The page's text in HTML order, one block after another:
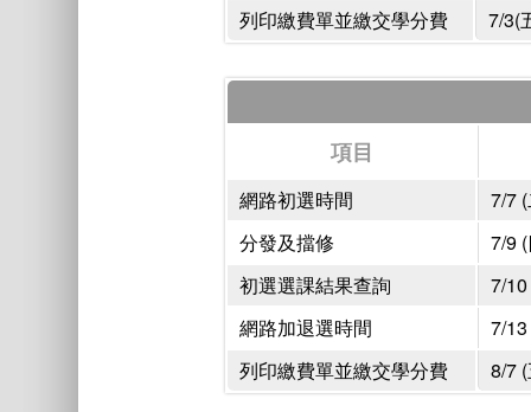
列印繳費單並繳交學分費
7/3(
項目
網路初選時間
7/7
分發及擋修
7/9
初選選課結果查詢
7/
網路加退選時間
7/
列印繳費單並繳交學分費
8/7